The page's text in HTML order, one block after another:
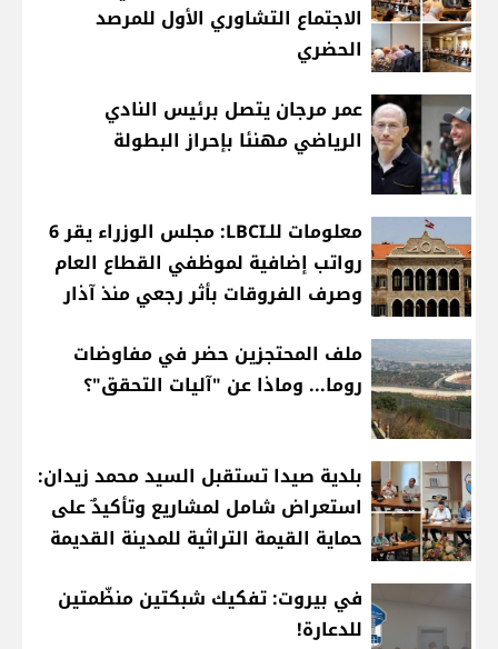
الاجتماع التشاوري الأول للمرصد
الحضري
عمر مرجان يتصل برئيس النادي
الرياضي مهنئا بإحراز البطولة
معلومات للـLBCI: مجلس الوزراء يقر 6
رواتب إضافية لموظفي القطاع العام
وصرف الفروقات بأثر رجعي منذ آذار
ملف المحتجزين حضر في مفاوضات
روما... وماذا عن "آليات التحقق"؟
بلدية صيدا تستقبل السيد محمد زيدان:
استعراض شامل لمشاريع وتأكيدٌ على
حماية القيمة التراثية للمدينة القديمة
في بيروت: تفكيك شبكتين منظّمتين
للدعارة!